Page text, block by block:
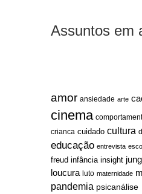
Assuntos em
amor ansiedade arte
cinema
crianca cuidado cultura
educação entrevista
freud infância insight jung
loucura luto maternidade
pandemia psicanálise